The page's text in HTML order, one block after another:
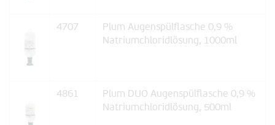
4707
Plum Augenspülflasche 0,9 %
Natriumchloridlösung, 1000ml
4861
Plum DUO Augenspülflasche 0,9 %
Natriumchloridlösung, 500ml